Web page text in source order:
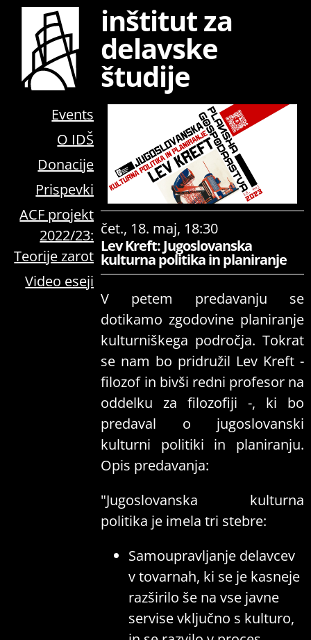
inštitut za
delavske
študije
Events
O IDŠ
Donacije
Prispevki
ACF projekt
2022/23:
Teorije zarot
Video eseji
čet., 18. maj, 18:30
Lev Kreft: Jugoslovanska
kulturna politika in planiranje
V petem predavanju se
dotikamo zgodovine planiranje
kulturniškega področja. Tokrat
se nam bo pridružil Lev Kreft -
filozof in bivši redni profesor na
oddelku za filozofiji -, ki bo
predaval o jugoslovanski
kulturni politiki in planiranju.
Opis predavanja:
"Jugoslovanska kulturna
politika je imela tri stebre:
Samoupravljanje delavcev
v tovarnah, ki se je kasneje
razširilo še na vse javne
servise vključno s kulturo,